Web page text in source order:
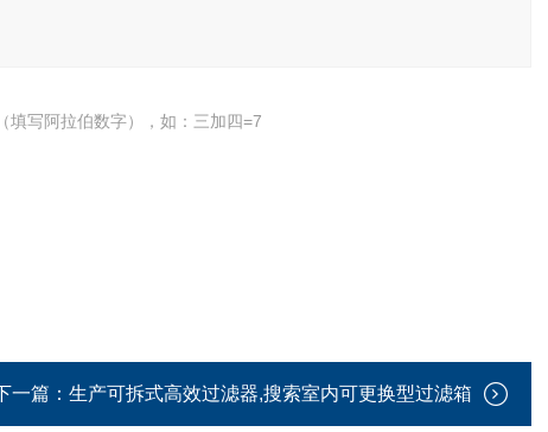
填写阿拉伯数字），如：三加四=7
一篇： 生产可拆式高效过滤器,搜索室内可更换型过滤箱